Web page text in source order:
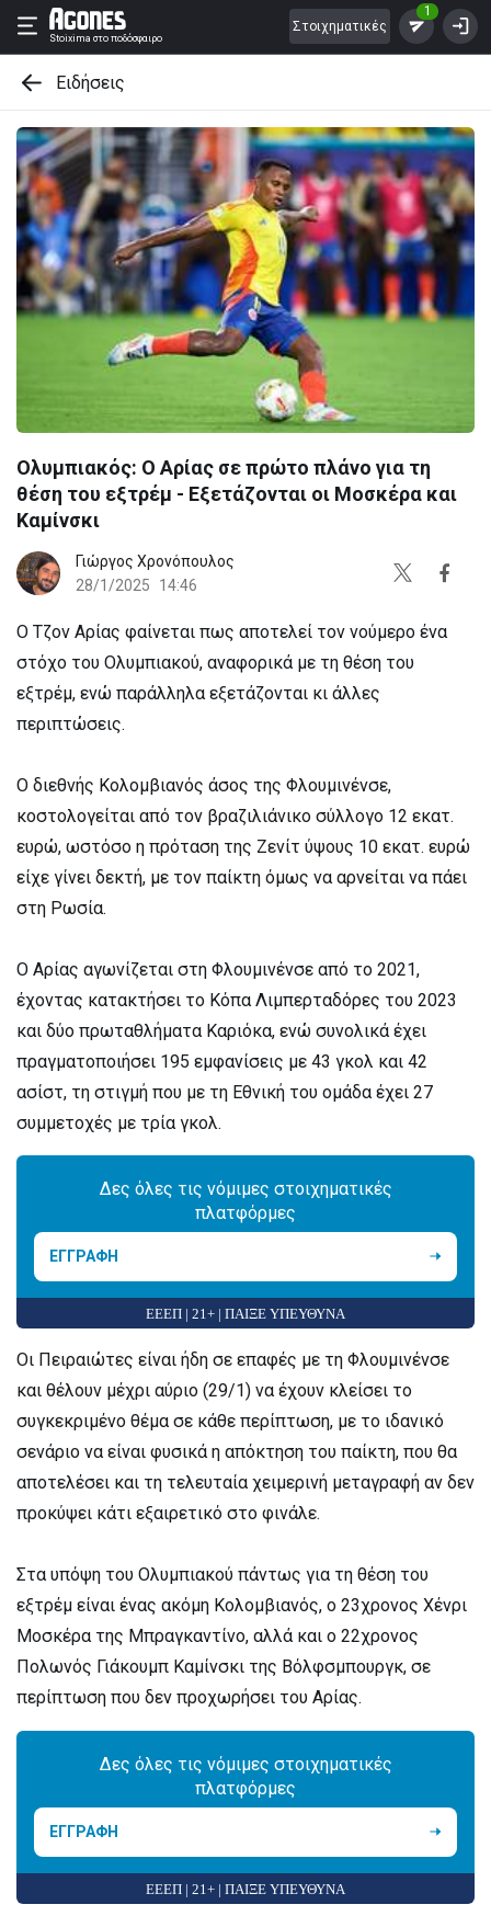
Stoixima στο ποδόσφαιρο
Στοιχηματικές
1
Ειδήσεις
Ολυμπιακός: Ο Αρίας σε πρώτο πλάνο για τη
θέση του εξτρέμ - Εξετάζονται οι Μοσκέρα και
Καμίνσκι
Γιώργος Χρονόπουλος
28/1/2025
14:46
O Τζον Αρίας φαίνεται πως αποτελεί τον νούμερο ένα
στόχο του Ολυμπιακού, αναφορικά με τη θέση του
εξτρέμ, ενώ παράλληλα εξετάζονται κι άλλες
περιπτώσεις.
Ο διεθνής Κολομβιανός άσος της Φλουμινένσε,
κοστολογείται από τον βραζιλιάνικο σύλλογο 12 εκατ.
ευρώ, ωστόσο η πρόταση της Ζενίτ ύψους 10 εκατ. ευρώ
είχε γίνει δεκτή, με τον παίκτη όμως να αρνείται να πάει
στη Ρωσία.
Ο Αρίας αγωνίζεται στη Φλουμινένσε από το 2021,
έχοντας κατακτήσει το Κόπα Λιμπερταδόρες του 2023
και δύο πρωταθλήματα Καριόκα, ενώ συνολικά έχει
πραγματοποιήσει 195 εμφανίσεις με 43 γκολ και 42
ασίστ, τη στιγμή που με τη Εθνική του ομάδα έχει 27
συμμετοχές με τρία γκολ.
Δες όλες τις νόμιμες στοιχηματικές
πλατφόρμες
ΕΓΓΡΑΦΗ
ΕΕΕΠ | 21+ | ΠΑΙΞΕ ΥΠΕΥΘΥΝΑ
Οι Πειραιώτες είναι ήδη σε επαφές με τη Φλουμινένσε
και θέλουν μέχρι αύριο (29/1) να έχουν κλείσει το
συγκεκριμένο θέμα σε κάθε περίπτωση, με το ιδανικό
σενάριο να είναι φυσικά η απόκτηση του παίκτη, που θα
αποτελέσει και τη τελευταία χειμερινή μεταγραφή αν δεν
προκύψει κάτι εξαιρετικό στο φινάλε.
Στα υπόψη του Ολυμπιακού πάντως για τη θέση του
εξτρέμ είναι ένας ακόμη Κολομβιανός, ο 23χρονος Χένρι
Μοσκέρα της Μπραγκαντίνο, αλλά και ο 22χρονος
Πολωνός Γιάκουμπ Καμίνσκι της Βόλφσμπουργκ, σε
περίπτωση που δεν προχωρήσει του Αρίας.
Δες όλες τις νόμιμες στοιχηματικές
πλατφόρμες
ΕΓΓΡΑΦΗ
ΕΕΕΠ | 21+ | ΠΑΙΞΕ ΥΠΕΥΘΥΝΑ